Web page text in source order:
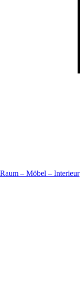
– Möbel – Interieur